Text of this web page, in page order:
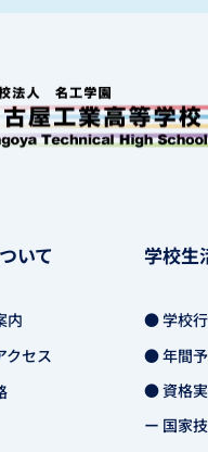
いて
内
セス
学校生
● 学校
● 年間
● 資格
ー 国家